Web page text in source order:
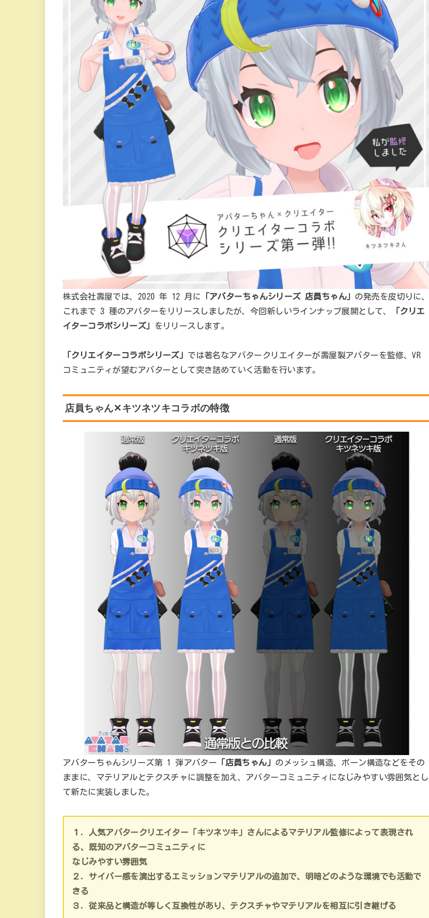
株式会社壽屋では、2020 年 12 月に 「アバターちゃんシリーズ 店員ちゃん」 の発売を皮切りに、
これまで 3 種のアバターをリリースしましたが、今回新しいラインナップ展開として、
「クリエ
イターコラボシリーズ」
をリリースします。
「クリエイターコラボシリーズ」 では著名なアバタークリエイターが壽屋製アバターを監修、VR
コミュニティが望むアバターとして突き詰めていく活動を行います。
店員ちゃん✕キツネツキコラボの特徴
アバターちゃんシリーズ第 1 弾アバター 「店員ちゃん」 のメッシュ構造、ボーン構造などをその
ままに、マテリアルとテクスチャに調整を加え、アバターコミュニティになじみやすい雰囲気とし
て新たに実装しました。
１．人気アバタークリエイター「キツネツキ」さんによるマテリアル監修によって表現され
る、既知のアバターコミュニティに
なじみやすい雰囲気
２．サイバー感を演出するエミッションマテリアルの追加で、明暗どのような環境でも活動で
きる
３．従来品と構造が等しく互換性があり、テクスチャやマテリアルを相互に引き継げる